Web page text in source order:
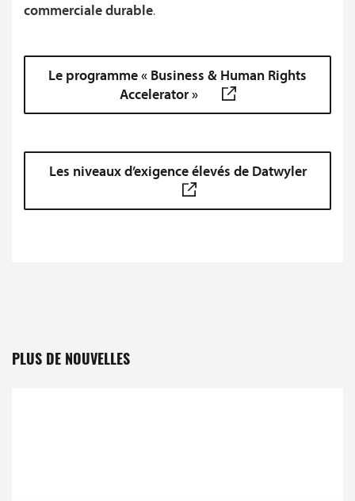
commerciale durable.
Le programme « Business & Human Rights
Accelerator »
Les niveaux d’exigence élevés de Datwyler
PLUS DE NOUVELLES